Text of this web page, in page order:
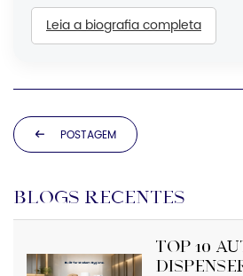
Leia a biografia completa
POSTAGEM
BLOGS RECENTES
Top 10